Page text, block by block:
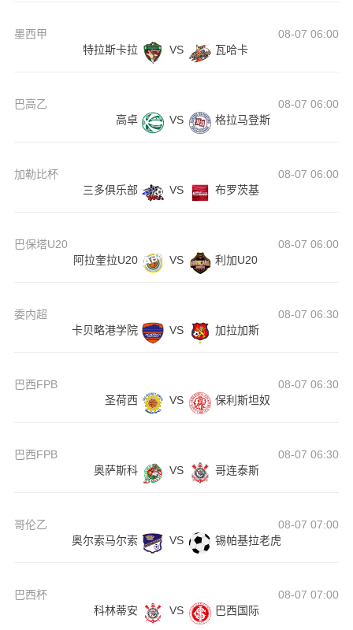
墨西甲
08-07 06:00
特拉斯卡拉
VS 瓦哈卡
巴高乙
08-07 06:00
高卓
VS 格拉马登斯
加勒比杯
08-07 06:00
三多俱乐部
VS 布罗茨基
巴保塔U20
08-07 06:00
阿拉奎拉U20
VS 利加U20
委内超
08-07 06:30
卡贝略港学院
VS 加拉加斯
巴西FPB
08-07 06:30
圣荷西
VS 保利斯坦奴
巴西FPB
08-07 06:30
奥萨斯科
VS 哥连泰斯
哥伦乙
08-07 07:00
奥尔索马尔索
VS 锡帕基拉老虎
巴西杯
08-07 07:00
科林蒂安
VS 巴西国际